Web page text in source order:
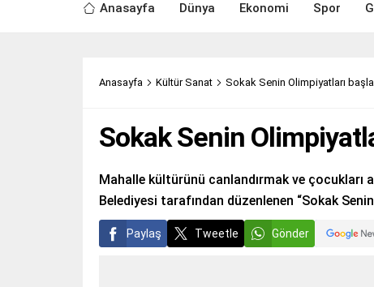
Anasayfa Dünya Ekonomi Spor
Anasayfa Kültür Sanat Sokak Senin Olimpiyatları
Sokak Senin
Mahalle kültürünü canlandırmak ve çocukları
Belediyesi tarafından düzenlenen “Sokak
Paylaş Tweetle Gönder